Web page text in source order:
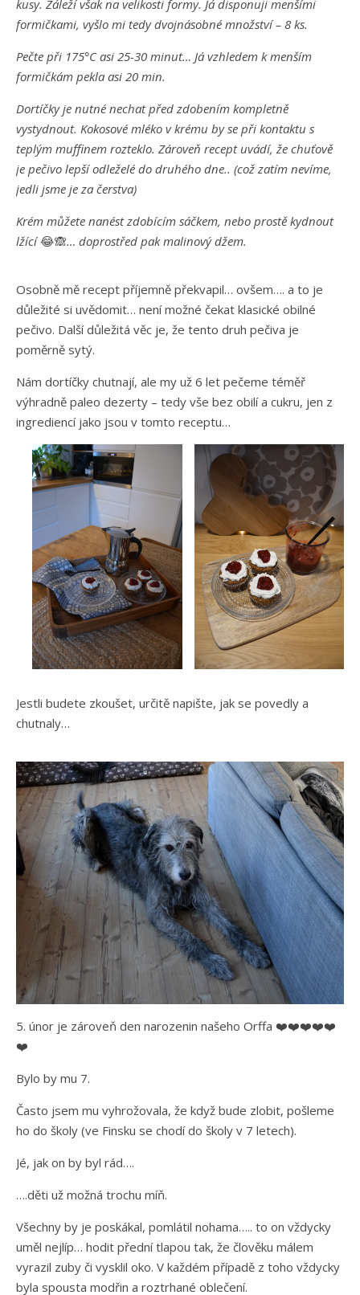
kusy. Záleží však na velikosti formy. Já disponuji menšími
formičkami, vyšlo mi tedy dvojnásobné množství – 8 ks.
Pečte při 175°C asi 25-30 minut… Já vzhledem k menším
formičkám pekla asi 20 min.
Dortíčky je nutné nechat před zdobením kompletně
vystydnout. Kokosové mléko v krému by se při kontaktu s
teplým muffinem rozteklo. Zároveň recept uvádí, že chuťově
je pečivo lepší odleželé do druhého dne.. (což zatím nevíme,
jedli jsme je za čerstva)
Krém můžete nanést zdobícím sáčkem, nebo prostě kydnout
lžící 😂🙈… doprostřed pak malinový džem.
Osobně mě recept příjemně překvapil… ovšem…. a to je
důležité si uvědomit… není možné čekat klasické obilné
pečivo. Další důležitá věc je, že tento druh pečiva je
poměrně sytý.
Nám dortíčky chutnají, ale my už 6 let pečeme téměř
výhradně paleo dezerty – tedy vše bez obilí a cukru, jen z
ingrediencí jako jsou v tomto receptu…
Jestli budete zkoušet, určitě napište, jak se povedly a
chutnaly…
5. únor je zároveň den narozenin našeho Orffa ❤️❤️❤️❤️❤️
❤️
Bylo by mu 7.
Často jsem mu vyhrožovala, že když bude zlobit, pošleme
ho do školy (ve Finsku se chodí do školy v 7 letech).
Jé, jak on by byl rád….
….děti už možná trochu míň.
Všechny by je poskákal, pomlátil nohama….. to on vždycky
uměl nejlíp… hodit přední tlapou tak, že člověku málem
vyrazil zuby či vysklil oko. V každém případě z toho vždycky
byla spousta modřin a roztrhané oblečení.